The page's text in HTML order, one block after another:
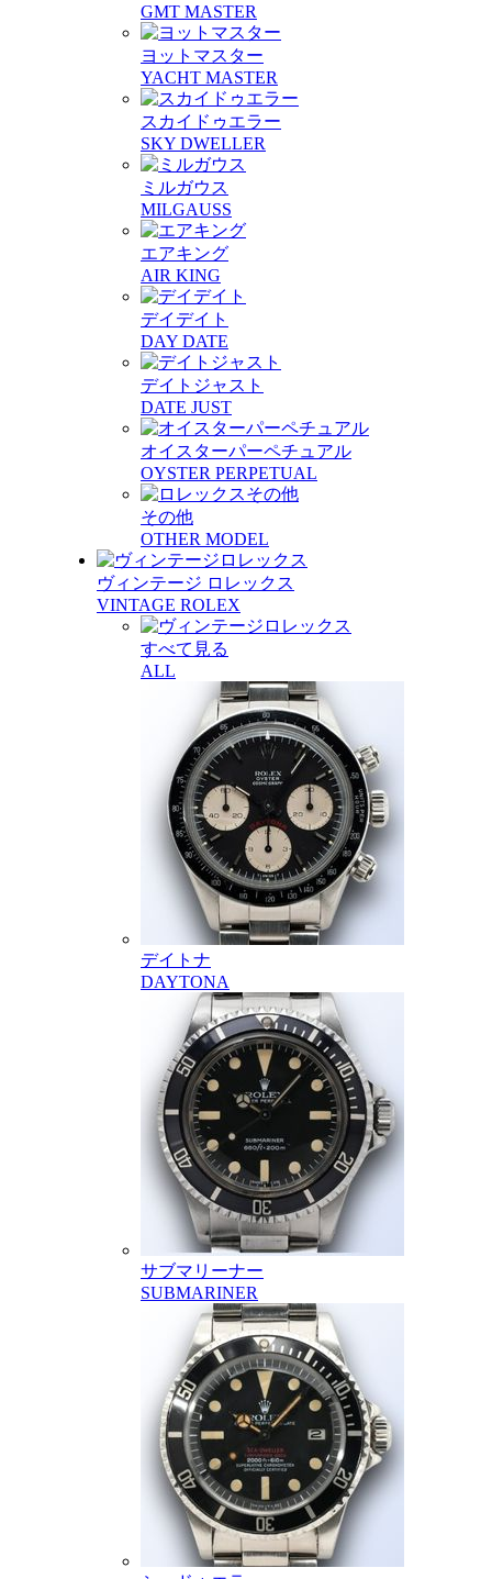
GMT MASTER
ヨットマスター
YACHT MASTER
スカイドゥエラー
SKY DWELLER
ミルガウス
MILGAUSS
エアキング
AIR KING
デイデイト
DAY DATE
デイトジャスト
DATE JUST
オイスターパーペチュアル
OYSTER PERPETUAL
その他
OTHER MODEL
ヴィンテージ ロレックス
VINTAGE ROLEX
すべて見る
ALL
デイトナ
DAYTONA
サブマリーナー
SUBMARINER